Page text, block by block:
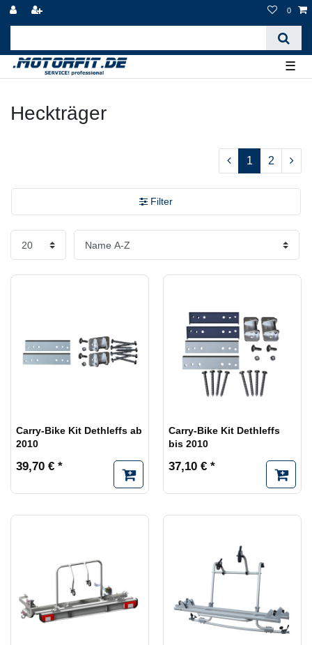
0
☰
Heckträger
1 2
Filter
Carry-Bike Kit Dethleffs ab
2010
39,70 € *
Carry-Bike Kit Dethleffs
bis 2010
37,10 € *